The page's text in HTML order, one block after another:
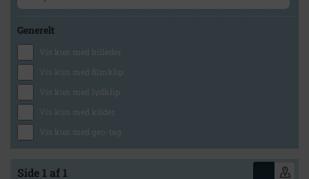
Generelt
Vis kun med billeder
Vis kun med filmklip
Vis kun med lydklip
Vis kun med kilder
Vis kun med geo-tag
Side 1 af 1